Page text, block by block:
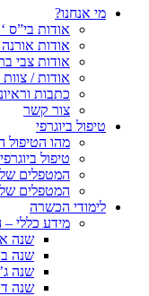
מי אנחנו?
אודות בי”ס
אודות אורנה
אודות צבי
אודות /
כתבות
צור קשר
טיפול ביוגרפי
מהו הטיפול
טיפול
המטפלים
המטפלים
לימודי הכשרה
מידע כללי
שנה
שנה
שנה
שנה